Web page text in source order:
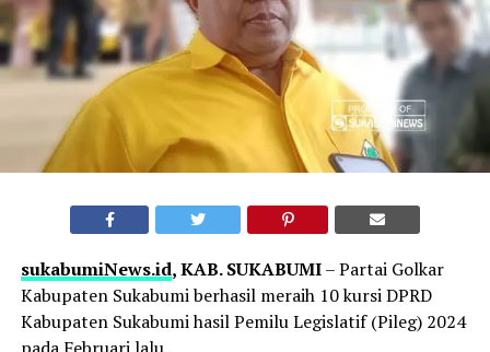
sukabumiNews.id, KAB. SUKABUMI– Partai Golkar
Kabupaten Sukabumi berhasil meraih 10 kursi DPRD
Kabupaten Sukabumi hasil Pemilu Legislatif (Pileg) 2024